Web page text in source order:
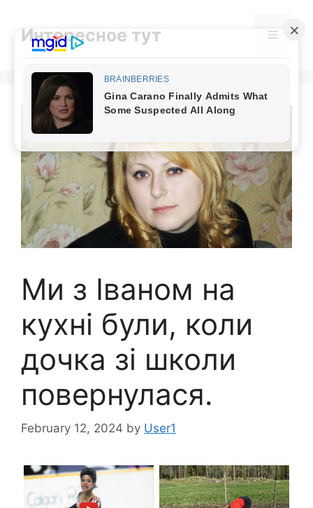
contentИнтересное тут Menu
Ми з Іваном на
кухні були, коли
дочка зі школи
повернулася.
February 12, 2024 by User1